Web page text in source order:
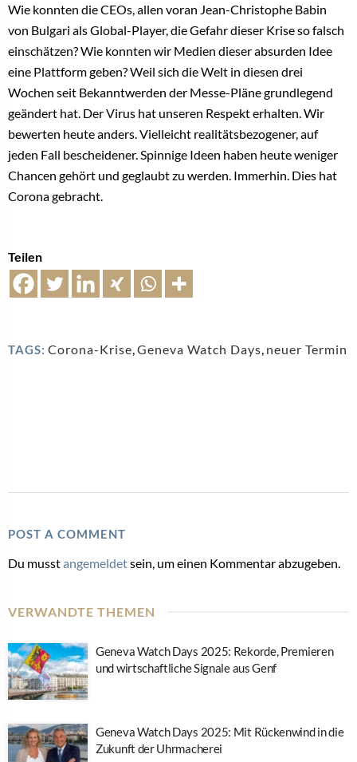
Wie konnten die CEOs, allen voran Jean-Christophe Babin
von Bulgari als Global-Player, die Gefahr dieser Krise so falsch
einschätzen? Wie konnten wir Medien dieser absurden Idee
eine Plattform geben? Weil sich die Welt in diesen drei
Wochen seit Bekanntwerden der Messe-Pläne grundlegend
geändert hat. Der Virus hat unseren Respekt erhalten. Wir
bewerten heute anders. Vielleicht realitätsbezogener, auf
jeden Fall bescheidener. Spinnige Ideen haben heute weniger
Chancen gehört und geglaubt zu werden. Immerhin. Dies hat
Corona gebracht.
Teilen
TAGS: Corona-Krise,Geneva Watch Days, neuer Termin
POST A COMMENT
Du musstangemeldetsein, um einen Kommentar abzugeben.
VERWANDTE THEMEN
Geneva Watch Days 2025: Rekorde, Premieren
und wirtschaftliche Signale aus Genf
Geneva Watch Days 2025: Mit Rückenwind in die
Zukunft der Uhrmacherei